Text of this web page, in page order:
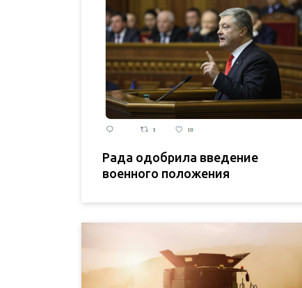
Рада одобрила введение
военного положения